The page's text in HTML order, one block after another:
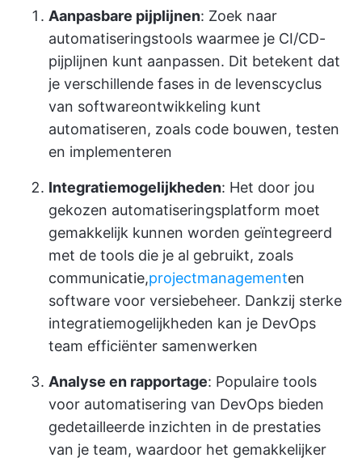
Aanpasbare pijplijnen: Zoek naar
automatiseringstools waarmee je CI/CD-
pijplijnen kunt aanpassen. Dit betekent dat
je verschillende fases in de levenscyclus
van softwareontwikkeling kunt
automatiseren, zoals code bouwen, testen
en implementeren
Integratiemogelijkheden: Het door jou
gekozen automatiseringsplatform moet
gemakkelijk kunnen worden geïntegreerd
met de tools die je al gebruikt, zoals
communicatie,projectmanagementen
software voor versiebeheer. Dankzij sterke
integratiemogelijkheden kan je DevOps
team efficiënter samenwerken
Analyse en rapportage: Populaire tools
voor automatisering van DevOps bieden
gedetailleerde inzichten in de prestaties
van je team, waardoor het gemakkelijker